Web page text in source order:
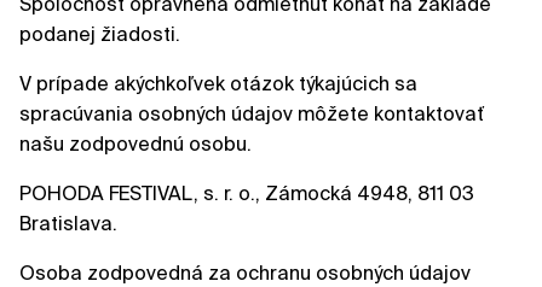
Spoločnosť oprávnená odmietnuť konať na základe
podanej žiadosti.
V prípade akýchkoľvek otázok týkajúcich sa
spracúvania osobných údajov môžete kontaktovať
našu zodpovednú osobu.
POHODA FESTIVAL, s. r. o., Zámocká 4948, 811 03
Bratislava.
Osoba zodpovedná za ochranu osobných údajov